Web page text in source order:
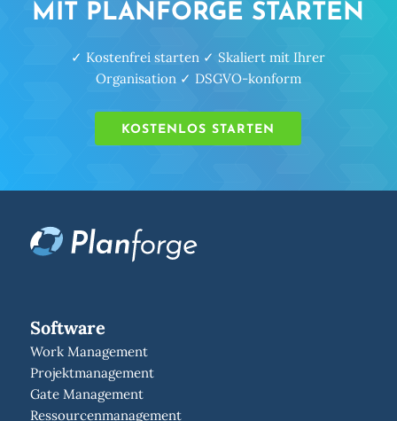
MIT PLANFORGE STARTEN
✓ Kostenfrei starten ✓ Skaliert mit Ihrer
Organisation ✓ DSGVO-konform
KOSTENLOS STARTEN
Software
Work Management
Projektmanagement
Gate Management
Ressourcenmanagement